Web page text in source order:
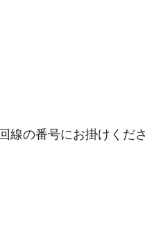
線の番号にお掛けくだ